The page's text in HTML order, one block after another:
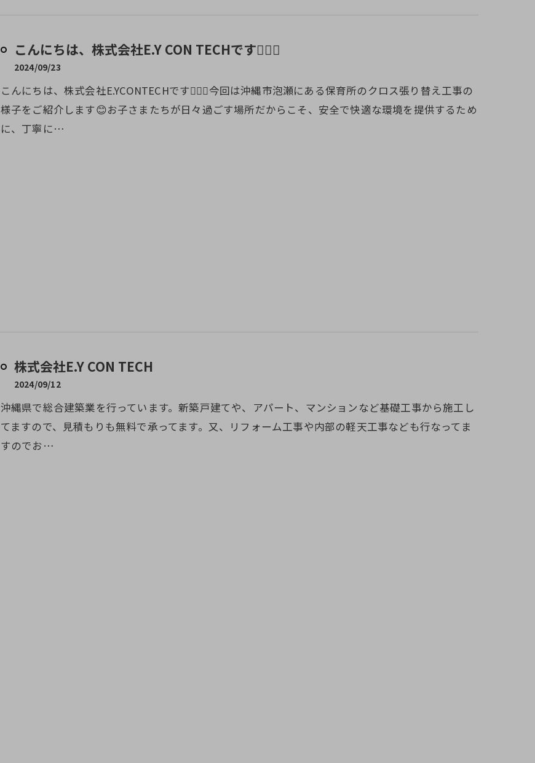
こんにちは、株式会社E.Y CON TECHです👷‍♂️✨
2024/09/23
こんにちは、株式会社E.YCONTECHです👷‍♂️✨今回は沖縄市泡瀬にある保育所のクロス張り替え工事の
様子をご紹介します😊お子さまたちが日々過ごす場所だからこそ、安全で快適な環境を提供するため
に、丁寧に…
株式会社E.Y CON TECH
2024/09/12
沖縄県で総合建築業を行っています。新築戸建てや、アパート、マンションなど基礎工事から施工し
てますので、見積もりも無料で承ってます。又、リフォーム工事や内部の軽天工事なども行なってま
すのでお…